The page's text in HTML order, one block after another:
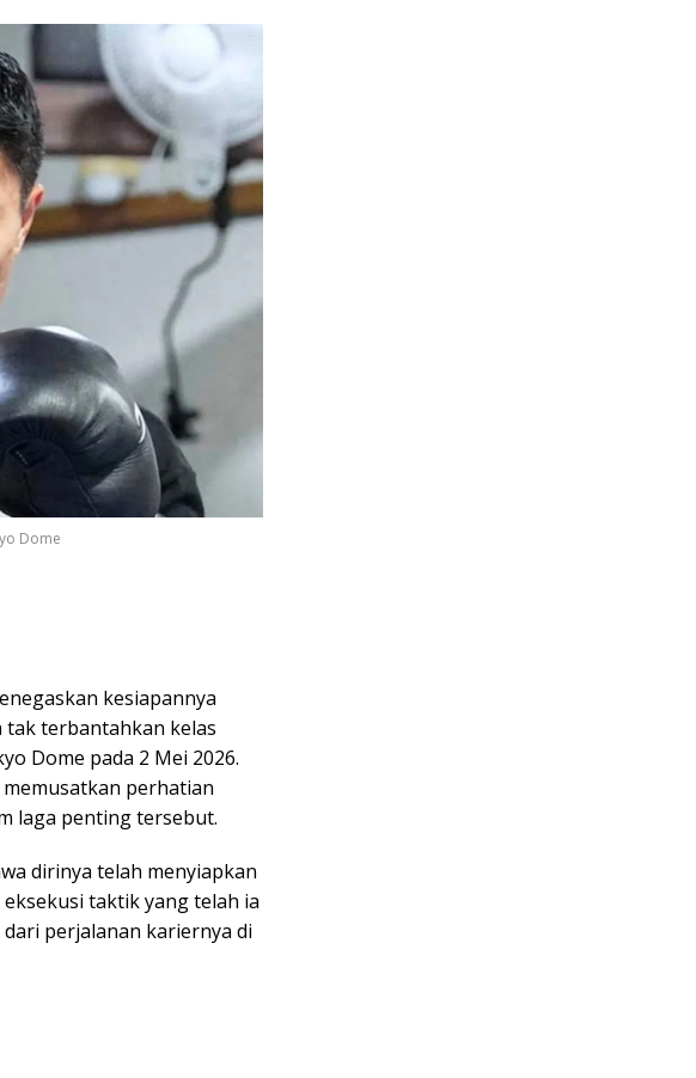
Dome
kesiapannya
terbantahkan kelas
Dome pada 2 Mei 2026.
perhatian
laga penting tersebut.
dirinya telah menyiapkan
taktik yang telah ia
perjalanan kariernya di